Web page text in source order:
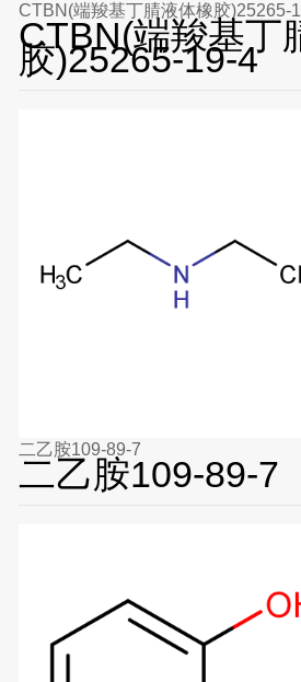
CTBN(端羧基丁腈液体橡胶)25265-
CTBN(端羧基丁
胶)25265-19-4
二乙胺109-89-7
二乙胺109-89-7